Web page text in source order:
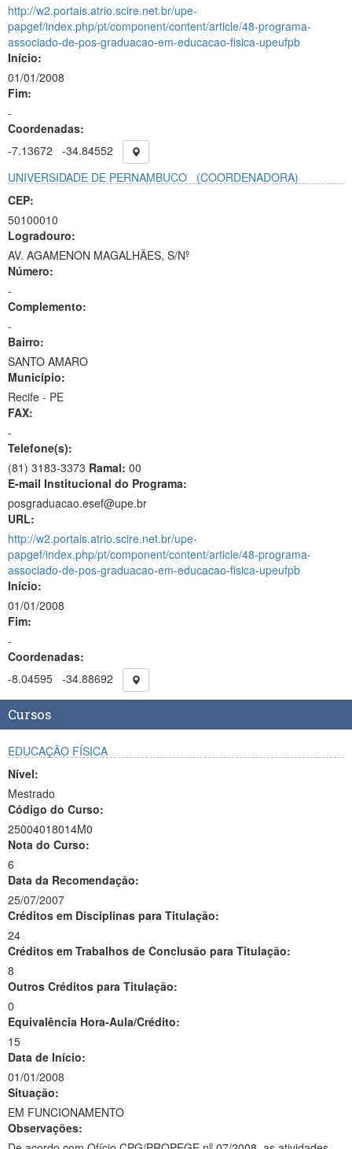
http://w2.portais.atrio.scire.net.br/upe-
papgef/index.php/pt/component/content/article/48-programa-
associado-de-pos-graduacao-em-educacao-fisica-upeufpb
Início:
01/01/2008
Fim:
-
Coordenadas:
-7.13672
-34.84552
UNIVERSIDADE DE PERNAMBUCO
(COORDENADORA)
CEP:
50100010
Logradouro:
AV. AGAMENON MAGALHÃES, S/Nº
Número:
-
Complemento:
-
Bairro:
SANTO AMARO
Município:
Recife - PE
FAX:
-
Telefone(s):
(81) 3183-3373 Ramal: 00
E-mail Institucional do Programa:
posgraduacao.esef@upe.br
URL:
http://w2.portais.atrio.scire.net.br/upe-
papgef/index.php/pt/component/content/article/48-programa-
associado-de-pos-graduacao-em-educacao-fisica-upeufpb
Início:
01/01/2008
Fim:
-
Coordenadas:
-8.04595 -34.88692
Cursos
EDUCAÇÃO FÍSICA
Nível:
Mestrado
Código do Curso:
25004018014M0
Nota do Curso:
6
Data da Recomendação:
25/07/2007
Créditos em Disciplinas para Titulação:
24
Créditos em Trabalhos de Conclusão para Titulação:
8
Outros Créditos para Titulação:
0
Equivalência Hora-Aula/Crédito:
15
Data de Início:
01/01/2008
Situação:
EM FUNCIONAMENTO
Observações: